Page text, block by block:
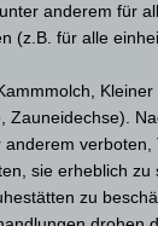
anderem für
(z.B. für alle
Kleiner
Zauneidechse).
verboten,
sie erheblich zu
zu